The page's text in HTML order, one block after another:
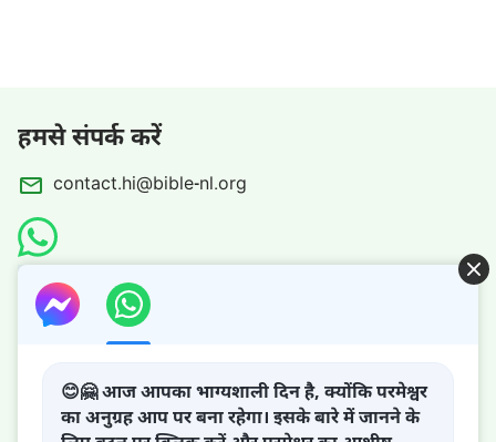
हमसे संपर्क करें
contact.hi@bible-nl.org
आसान बाइबल
😊🤗 आज आपका भाग्यशाली दिन है, क्योंकि परमेश्वर
का अनुग्रह आप पर बना रहेगा। इसके बारे में जानने के